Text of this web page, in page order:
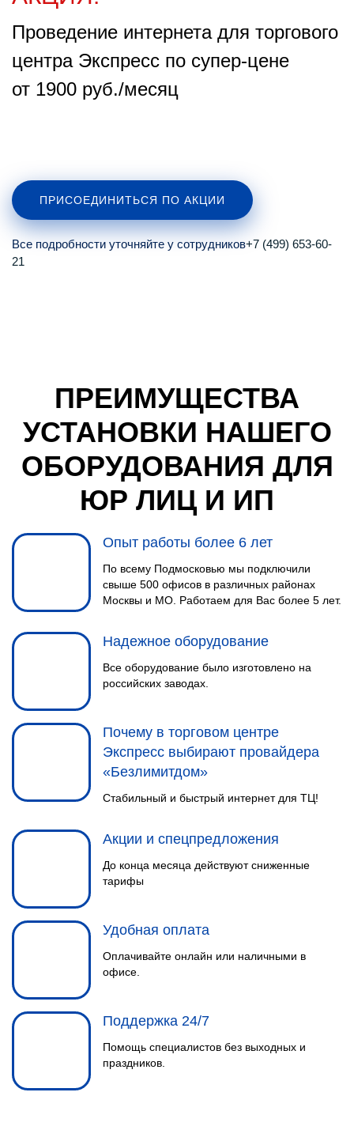
Проведение интернета для торгового
центра Экспресс по супер-цене
от 1900 руб./месяц
ПРИСОЕДИНИТЬСЯ ПО АКЦИИ
Все подробности уточняйте у сотрудников+7 (499) 653-60-
21
ПРЕИМУЩЕСТВА
УСТАНОВКИ НАШЕГО
ОБОРУДОВАНИЯ ДЛЯ
ЮР ЛИЦ И ИП
Опыт работы более 6 лет
По всему Подмосковью мы подключили
свыше 500 офисов в различных районах
Москвы и МО. Работаем для Вас более 5 лет.
Надежное оборудование
Все оборудование было изготовлено на
российских заводах.
Почему в торговом центре
Экспресс выбирают провайдера
«Безлимитдом»
Стабильный и быстрый интернет для ТЦ!
Акции и спецпредложения
До конца месяца действуют сниженные
тарифы
Удобная оплата
Оплачивайте онлайн или наличными в
офисе.
Поддержка 24/7
Помощь специалистов без выходных и
праздников.